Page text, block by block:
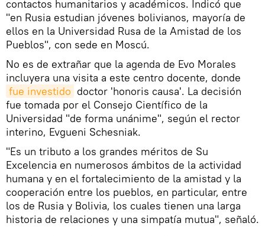
contactos humanitarios y académicos. Indicó que
"en Rusia estudian jóvenes bolivianos, mayoría de
ellos en la Universidad Rusa de la Amistad de los
Pueblos", con sede en Moscú.
No es de extrañar que la agenda de Evo Morales
incluyera una visita a este centro docente, donde
fue investido doctor 'honoris causa'. La decisión
fue tomada por el Consejo Científico de la
Universidad "de forma unánime", según el rector
interino, Evgueni Schesniak.
"Es un tributo a los grandes méritos de Su
Excelencia en numerosos ámbitos de la actividad
humana y en el fortalecimiento de la amistad y la
cooperación entre los pueblos, en particular, entre
los de Rusia y Bolivia, los cuales tienen una larga
historia de relaciones y una simpatía mutua", señaló.